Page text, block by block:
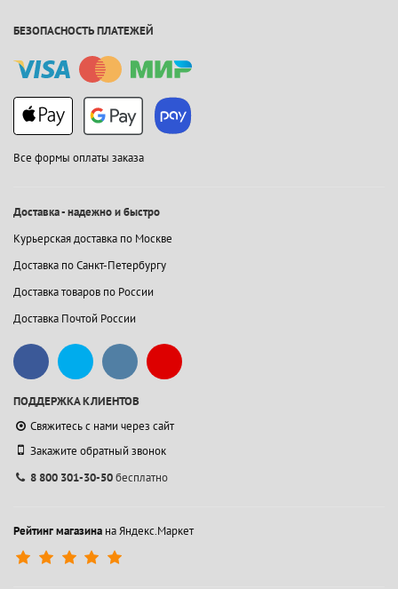
БЕЗОПАСНОСТЬ ПЛАТЕЖЕЙ
Все формы оплаты заказа
Доставка - надежно и быстро
Курьерская доставка по Москве
Доставка по Санкт-Петербургу
Доставка товаров по России
Доставка Почтой России
ПОДДЕРЖКА КЛИЕНТОВ
Свяжитесь с нами через сайт
Закажите обратный звонок
8 800 301-30-50бесплатно
Рейтинг магазина на Яндекс.Маркет